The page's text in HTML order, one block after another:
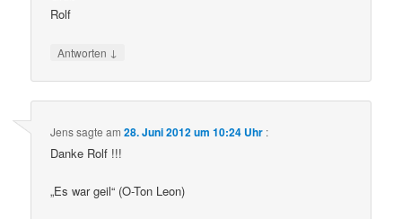
Rolf
Antworten ↓
Jenssagte am28. Juni 2012 um 10:24 Uhr :
Danke Rolf !!!
„Es war geil“ (O-Ton Leon)